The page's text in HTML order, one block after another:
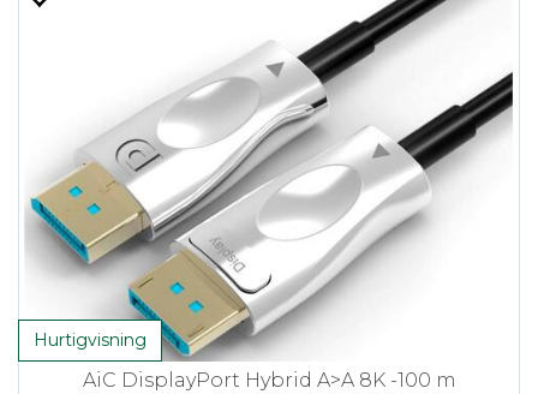
Hurtigvisning
AiC DisplayPort Hybrid A>A 8K -100 m